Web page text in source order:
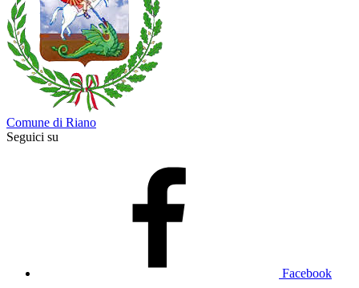
Comune di Riano
Seguici su
Facebook